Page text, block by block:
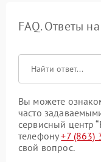
FAQ. Ответы
Вы можете
часто
сервисный центр
телефону+7 (863)
свой вопрос.